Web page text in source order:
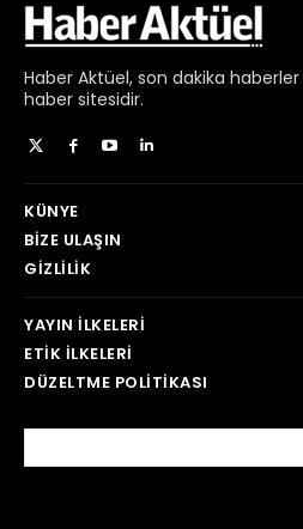
Haber Aktüel, son dakika haberler
haber sitesidir.
KÜNYE
BIZE ULAŞIN
GIZLILIK
YAYIN İLKELERI
ETIK İLKELERI
DÜZELTME POLITIKASI